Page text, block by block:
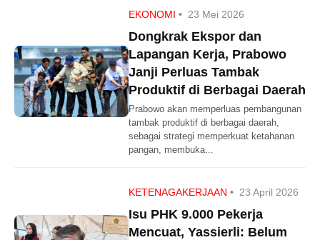
EKONOMI • 23 Mei 2026
Dongkrak Ekspor dan
Lapangan Kerja, Prabowo
Janji Perluas Tambak
Produktif di Berbagai Daerah
Prabowo akan memperluas pembangunan
tambak produktif di berbagai daerah,
sebagai strategi memperkuat ketahanan
pangan, membuka...
KETENAGAKERJAAN • 23 April 2026
Isu PHK 9.000 Pekerja
Mencuat, Yassierli: Belum